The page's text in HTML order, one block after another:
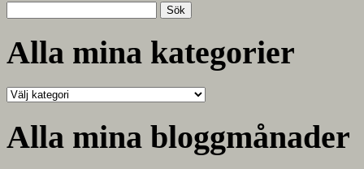
efter:
Alla mina kategorier
Alla
kategorier
Alla mina bloggmånader